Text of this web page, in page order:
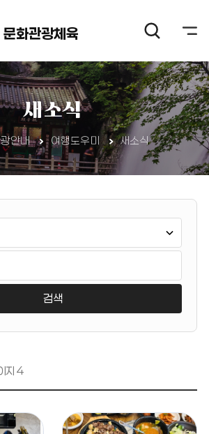
문화관광체육
새소식
안내 여행도우미 새소식
검
유
택
어
지 4